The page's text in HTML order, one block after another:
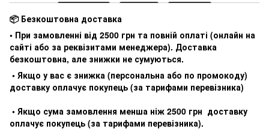
📦 Безкоштовна доставка
• При замовленні від 2500 грн та повній оплаті (онлайн на
сайті або за реквізитами менеджера). Доставка
безкоштовна, але знижки не сумуються.
• Якщо у вас є знижка (персональна або по промокоду)
доставку оплачує покупець (за тарифами перевізника)
• Якщо сума замовлення менша ніж 2500 грн доставку
оплачує покупець (за тарифами перевізника).